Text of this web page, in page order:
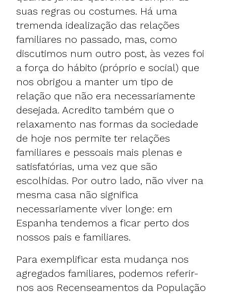
suas regras ou costumes. Há uma
tremenda idealização das relações
familiares no passado, mas, como
discutimos num outro post, às vezes foi
a força do hábito (próprio e social) que
nos obrigou a manter um tipo de
relação que não era necessariamente
desejada. Acredito também que o
relaxamento nas formas da sociedade
de hoje nos permite ter relações
familiares e pessoais mais plenas e
satisfatórias, uma vez que são
escolhidas. Por outro lado, não viver na
mesma casa não significa
necessariamente viver longe: em
Espanha tendemos a ficar perto dos
nossos pais e familiares.
Para exemplificar esta mudança nos
agregados familiares, podemos referir-
nos aos Recenseamentos da População